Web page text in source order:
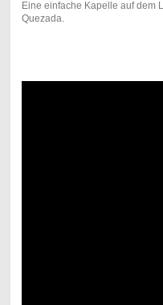
Eine einfache Kapelle auf dem
Quezada.